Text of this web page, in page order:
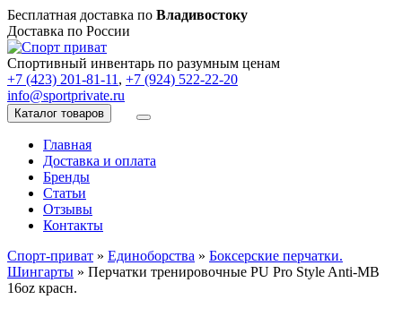
Бесплатная доставка по Владивостоку
Доставка по России
Спортивный инвентарь по разумным ценам
+7 (423) 201-81-11 , +7 (924) 522-22-20
info@sportprivate.ru
Каталог товаров
Главная
Доставка и оплата
Бренды
Статьи
Отзывы
Контакты
Спорт-приват » Единоборства » Боксерские перчатки.
Шингарты » Перчатки тренировочные PU Pro Style Anti-MB
16oz красн.